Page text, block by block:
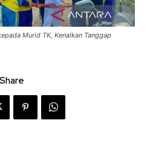
Murid TK, Kenalkan Tanggap
Share